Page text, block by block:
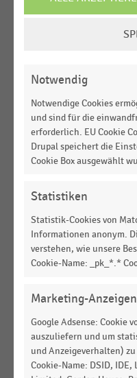
Nutzung von
(2022)
(Altersgruppe
(2020)
Gründe für die
Notwendig
Notwendige Cookies
und sind für die
erforderlich. EU Cookie
Drupal speichert die
Cookie Box ausgewählt
Statistiken
Statistik-Cookies von
Informationen anonym.
verstehen, wie unsere
Cookie-Name: _pk_*.*
Marketing-Anzeigen
Google Adsense: Cookie
auszuliefern und um
und Anzeigeverhalten)
Cookie-Name: DSID,